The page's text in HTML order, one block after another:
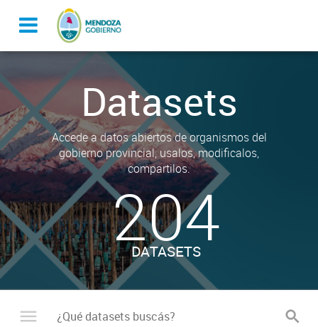
Datasets
Accede a datos abiertos de organismos del
gobierno provincial, usalos, modificalos,
compartilos.
204
DATASETS